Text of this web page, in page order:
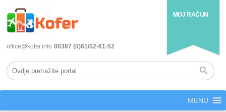
MOJ RAČUN
office@kofer.info 00387 (0)61/52-61-52
MENU